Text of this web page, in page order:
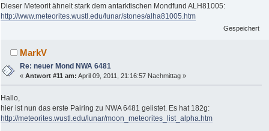
Dieser Meteorit ähnelt stark dem antarktischen Mondfund ALH81005:
http://www.meteorites.wustl.edu/lunar/stones/alha81005.htm
Gespeichert
MarkV
Re: neuer Mond NWA 6481
«Antwort #11 am: April 09, 2011, 21:16:57 Nachmittag »
Hallo,
hier ist nun das erste Pairing zu NWA 6481 gelistet. Es hat 182g:
http://meteorites.wustl.edu/lunar/moon_meteorites_list_alpha.htm